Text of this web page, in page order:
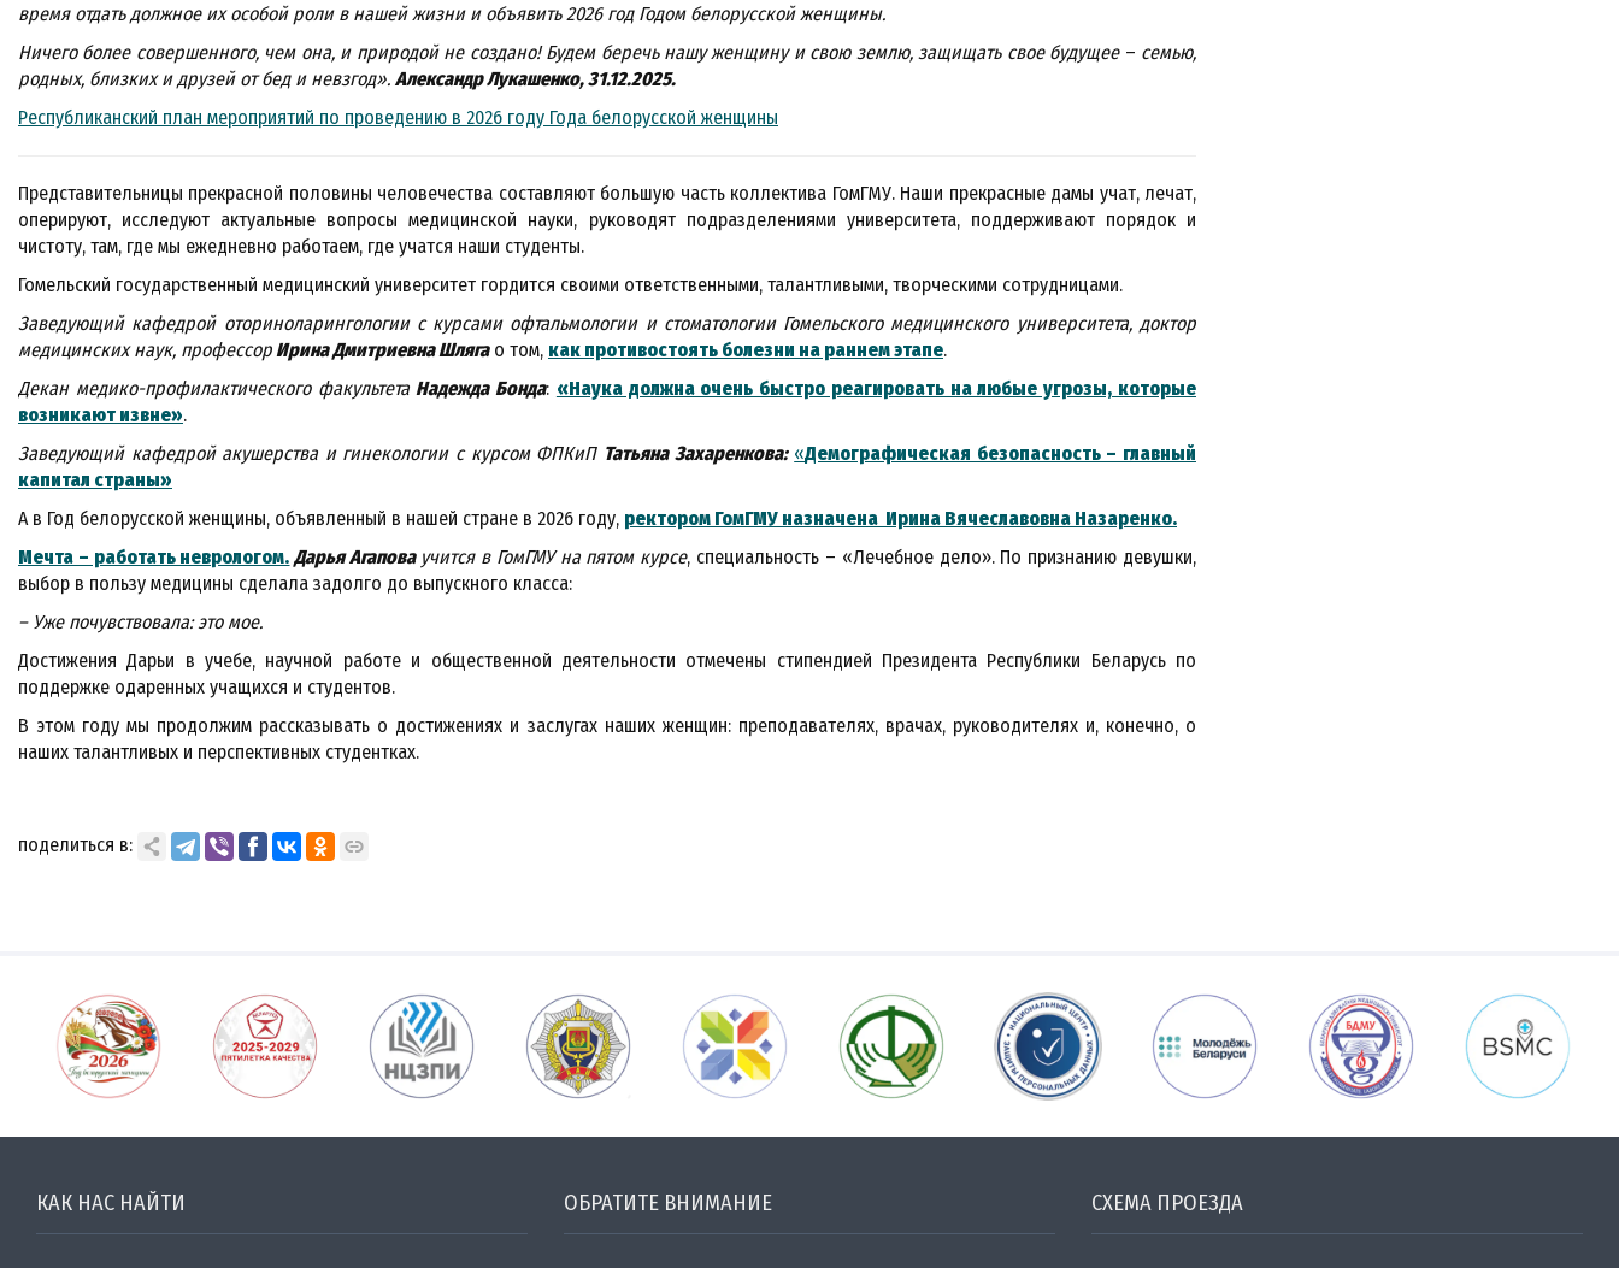
время отдать должное их особой роли в нашей жизни и объявить 2026 год Годом белорусской женщины.
Ничего более совершенного, чем она, и природой не создано! Будем беречь нашу женщину и свою землю, защищать свое будущее – семью,
родных, близких и друзей от бед и невзгод». Александр Лукашенко, 31.12.2025.
Республиканский план мероприятий по проведению в 2026 году Года белорусской женщины
Представительницы прекрасной половины человечества составляют большую часть коллектива ГомГМУ. Наши прекрасные дамы учат, лечат,
оперируют, исследуют актуальные вопросы медицинской науки, руководят подразделениями университета, поддерживают порядок и
чистоту, там, где мы ежедневно работаем, где учатся наши студенты.
Гомельский государственный медицинский университет гордится своими ответственными, талантливыми, творческими сотрудницами.
Заведующий кафедрой оториноларингологии с курсами офтальмологии и стоматологии Гомельского медицинского университета, доктор
медицинских наук, профессор Ирина Дмитриевна Шлягао том, как противостоять болезни на раннем этапе.
Декан медико-профилактического факультета Надежда Бонда: «Наука должна очень быстро реагировать на любые угрозы, которые
возникают извне».
Заведующий кафедрой акушерства и гинекологии с курсом ФПКиП Татьяна Захаренкова: «Демографическая безопасность – главный
капитал страны»
А в Год белорусской женщины, объявленный в нашей стране в 2026 году, ректором ГомГМУ назначена Ирина Вячеславовна Назаренко.
Мечта – работать неврологом. Дарья Агапова учится в ГомГМУ на пятом курсе, специальность – «Лечебное дело». По признанию девушки,
выбор в пользу медицины сделала задолго до выпускного класса:
– Уже почувствовала: это мое.
Достижения Дарьи в учебе, научной работе и общественной деятельности отмечены стипендией Президента Республики Беларусь по
поддержке одаренных учащихся и студентов.
В этом году мы продолжим рассказывать о достижениях и заслугах наших женщин: преподавателях, врачах, руководителях и, конечно, о
наших талантливых и перспективных студентках.
поделиться в:
КАК НАС НАЙТИ ОБРАТИТЕ ВНИМАНИЕ СХЕМА ПРОЕЗДА